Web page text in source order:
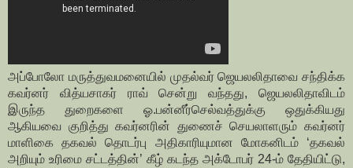
அப்போலோ மருத்துவமனையில் முதல்வர் ஜெயலலிதாவை சந்திக்க
கவர்னர் வித்யசாகர் ராவ் சென்று வந்தது, ஜெயலலிதாவிடம்
இருந்த துறைகளை ஓ.பன்னீர்செல்வத்துக்கு ஒதுக்கியது
ஆகியவை குறித்து கவர்னரின் துணைச் செயலாளரும் கவர்னர்
மாளிகை தகவல் தொடர்பு அதிகாரியுமான மோகனிடம் ‘தகவல்
அறியும் உரிமை சட்டத்தின்’ கீழ் கடந்த அக்டோபர் 24-ம் தேதியிட்டு,